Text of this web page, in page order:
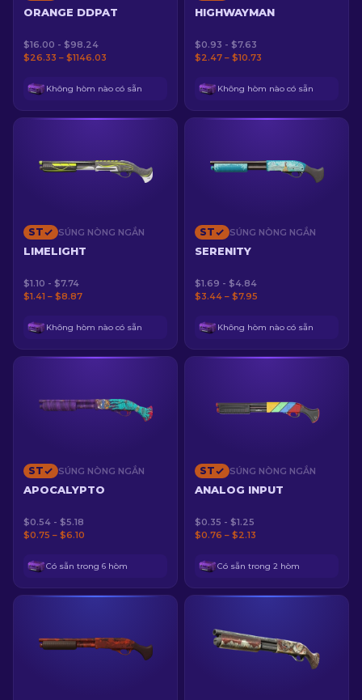
ORANGE DDPAT
$16.00 - $98.24
$26.33 – $1146.03
Không hòm nào có sẵn
HIGHWAYMAN
$0.93 - $7.63
$2.47 – $10.73
Không hòm nào có sẵn
ST SÚNG NÒNG NGẮN
LIMELIGHT
$1.10 - $7.74
$1.41 – $8.87
Không hòm nào có sẵn
ST SÚNG NÒNG NGẮN
SERENITY
$1.69 - $4.84
$3.44 – $7.95
Không hòm nào có sẵn
ST SÚNG NÒNG NGẮN
APOCALYPTO
$0.54 - $5.18
$0.75 – $6.10
Có sẵn trong 6 hòm
ST SÚNG NÒNG NGẮN
ANALOG INPUT
$0.35 - $1.25
$0.76 – $2.13
Có sẵn trong 2 hòm